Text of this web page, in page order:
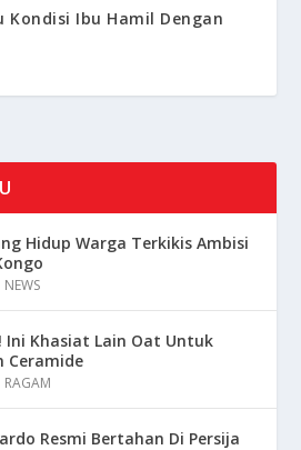
Kondisi Ibu Hamil Dengan
Hidup Warga Terkikis Ambisi
NEWS
Ini Khasiat Lain Oat Untuk
Ceramide
RAGAM
Resmi Bertahan Di Persija